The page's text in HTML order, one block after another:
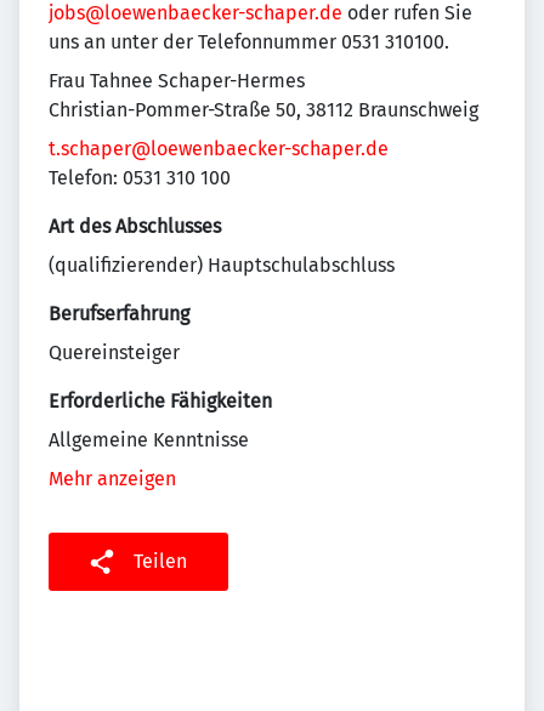
jobs@loewenbaecker-schaper.de oder rufen Sie
uns an unter der Telefonnummer 0531 310100.
Frau Tahnee Schaper-Hermes
Christian-Pommer-Straße 50, 38112 Braunschweig
t.schaper@loewenbaecker-schaper.de
Telefon: 0531 310 100
Art des Abschlusses
(qualifizierender) Hauptschulabschluss
Berufserfahrung
Quereinsteiger
Erforderliche Fähigkeiten
Allgemeine Kenntnisse
Mehr anzeigen
Teilen